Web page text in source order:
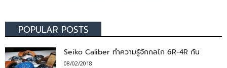
POPULAR POSTS
Seiko Caliber ทำความรู้จักกลไก 6R-4R กัน
08/02/2018